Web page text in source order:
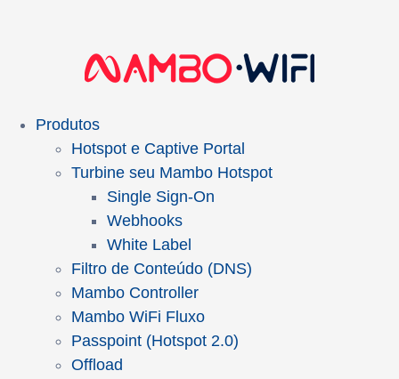
Produtos
Hotspot e Captive Portal
Turbine seu Mambo Hotspot
Single Sign-On
Webhooks
White Label
Filtro de Conteúdo (DNS)
Mambo Controller
Mambo WiFi Fluxo
Passpoint (Hotspot 2.0)
Offload